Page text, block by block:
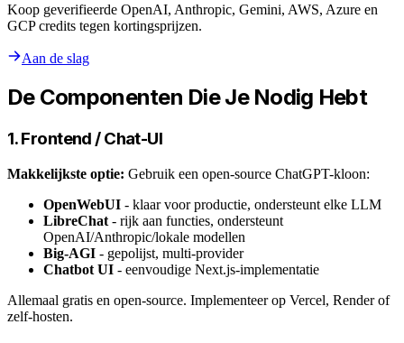
Koop geverifieerde OpenAI, Anthropic, Gemini, AWS, Azure en
GCP credits tegen kortingsprijzen.
Aan de slag
De Componenten Die Je Nodig Hebt
1. Frontend / Chat-UI
Makkelijkste optie: Gebruik een open-source ChatGPT-kloon:
OpenWebUI - klaar voor productie, ondersteunt elke LLM
LibreChat - rijk aan functies, ondersteunt
OpenAI/Anthropic/lokale modellen
Big-AGI - gepolijst, multi-provider
Chatbot UI - eenvoudige Next.js-implementatie
Allemaal gratis en open-source. Implementeer op Vercel, Render of
zelf-hosten.